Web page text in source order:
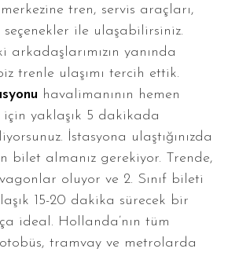
tren, servis araçları,
ile ulaşabilirsiniz.
arkadaşlarımızın yanında
trenle ulaşımı tercih ettik.
havalimanının hemen
için yaklaşık 5 dakikada
İstasyona ulaştığınızda
bilet almanız gerekiyor. Trende,
vagonlar oluyor ve 2. Sınıf bileti
15-20 dakika sürecek bir
ideal. Hollanda’nın tüm
tramvay ve metrolarda